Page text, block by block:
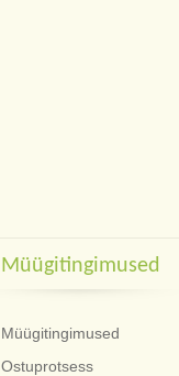
Müügitingimused
Müügitingimused
Ostuprotsess